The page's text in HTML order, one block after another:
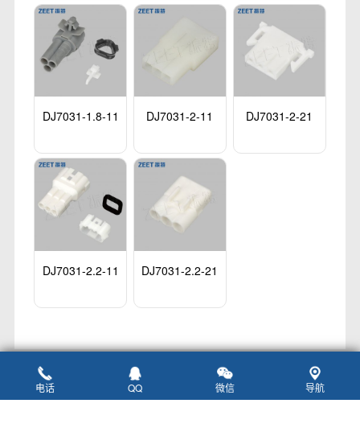
DJ7031-1.8-11 DJ7031-2-11 DJ7031-2-21
DJ7031-2.2-11 DJ7031-2.2-21
电话 QQ 微信 导航